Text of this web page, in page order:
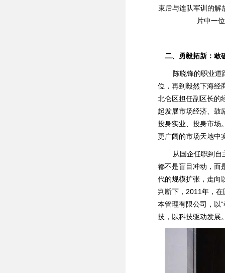
束后与连队军训的解
片中一
二、勇毅拓新：敢
陈晓锋的职业道
位，再到毅然下海经
北仑区担任副区长的
起发展市场经济、鼓
投身实业、投身市场
更广阔的市场天地中
从国企任职到自
都不是盲目冲动，而
代的规模扩张，走向
判断下，2011年，
本管理有限公司，以
技，以科技驱动发展